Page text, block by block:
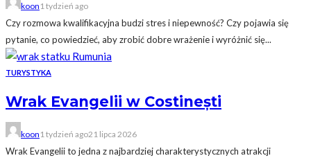
koon 1 tydzień ago
Czy rozmowa kwalifikacyjna budzi stres i niepewność? Czy pojawia się
pytanie, co powiedzieć, aby zrobić dobre wrażenie i wyróżnić się...
TURYSTYKA
Wrak Evangelii w Costinești
koon 1 tydzień ago21 lipca 2026
Wrak Evangelii to jedna z najbardziej charakterystycznych atrakcji